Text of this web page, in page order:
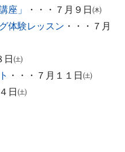
座」
・・・７月９日㈭
体験レッスン ・・・７月
日㈯
・・・７月１１日㈯
日㈯